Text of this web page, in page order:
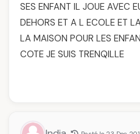
SES ENFANT IL JOUE AVEC
DEHORS ET A L ECOLE ET
LA MAISON POUR LES
COTE JE SUIS TRENQILLE